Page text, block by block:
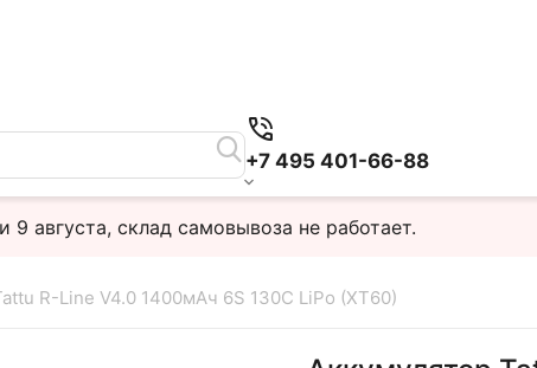
+7 495 401-66-88
августа, склад самовывоза не работает.
R-Line V4.0 1400мАч 6S 130C LiPo (XT60)